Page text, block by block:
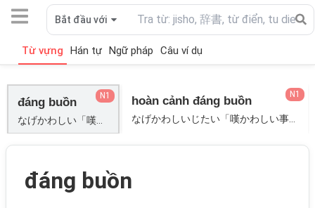
Bắt đầu với
Từ vựng Hán tự Ngữ pháp Câu ví dụ
đáng buồn N1 hoàn cảnh đáng buồn N1
đáng buồn